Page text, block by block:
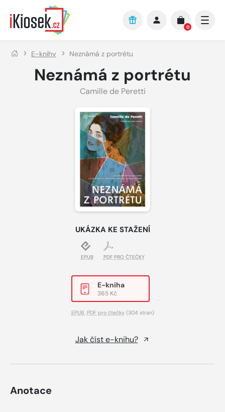
Přejít na hlavní obsah
0
E-knihy Neznámá z portrétu
Neznámá z portrétu
Camille de Peretti
UKÁZKA KE STAŽENÍ
EPUB PDF PRO ČTEČKY
E-kniha
365 Kč
EPUB, PDF pro čtečky(304 stran)
Jak číst e-knihu?
Anotace